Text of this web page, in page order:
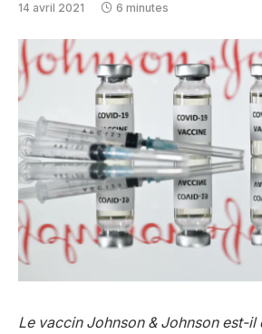
14 avril 2021 6 minutes
Le vaccin Johnson & Johnson est-il